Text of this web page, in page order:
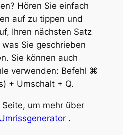
Hören Sie einfach
auf zu tippen und
Ihren nächsten Satz
Sie geschrieben
Sie können auch
verwenden: Befehl ⌘
+ Umschalt + Q.
um mehr über
.